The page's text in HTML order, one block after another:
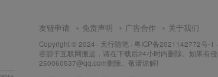
……
友链申请 免责声明 广告合作 关于我们
Copyright © 2024 · 天行随笔 · 粤ICP备2021142772号-1
容源于互联网搬运，请在下载后24小时内删除。如果有
250060537@qq.com删除。敬请谅解!